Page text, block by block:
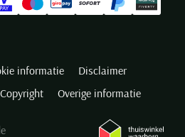
informatie
Disclaimer
Copyright Overige informatie